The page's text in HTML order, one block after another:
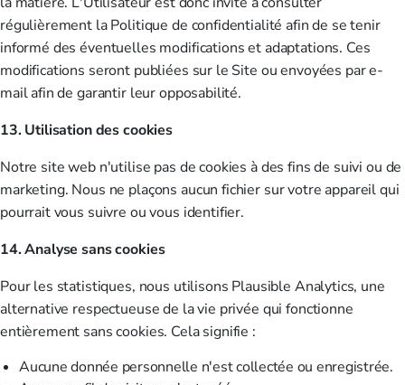
régulièrement la Politique de confidentialité afin de se tenir
informé des éventuelles modifications et adaptations. Ces
modifications seront publiées sur le Site ou envoyées par e-
mail afin de garantir leur opposabilité.
13. Utilisation des cookies
Notre site web n'utilise pas de cookies à des fins de suivi ou de
marketing. Nous ne plaçons aucun fichier sur votre appareil qui
pourrait vous suivre ou vous identifier.
14. Analyse sans cookies
Pour les statistiques, nous utilisons Plausible Analytics, une
alternative respectueuse de la vie privée qui fonctionne
entièrement sans cookies. Cela signifie :
Aucune donnée personnelle n'est collectée ou enregistrée.